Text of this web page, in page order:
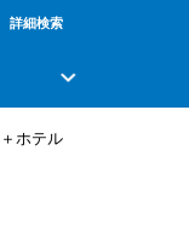
詳細検索
ホテル